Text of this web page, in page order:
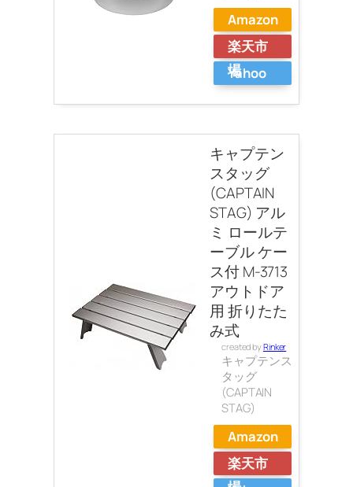
Amazon
楽天市
場
Yahoo
キャプテン
スタッグ
(CAPTAIN
STAG) アル
ミ ロールテ
ーブル ケー
ス付 M-3713
アウトドア
用 折りたた
み式
created byRinker
キャプテンス
タッグ
(CAPTAIN
STAG)
Amazon
楽天市